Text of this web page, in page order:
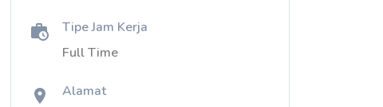
Tipe Jam Kerja
Full Time
Alamat